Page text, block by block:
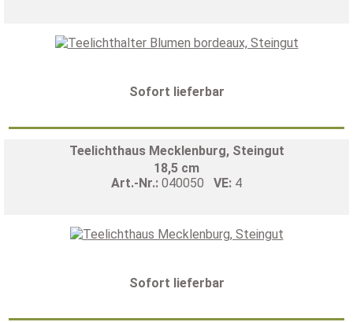
Sofort lieferbar
Teelichthaus Mecklenburg, Steingut
18,5 cm
Art.-Nr.: 040050 VE: 4
Sofort lieferbar